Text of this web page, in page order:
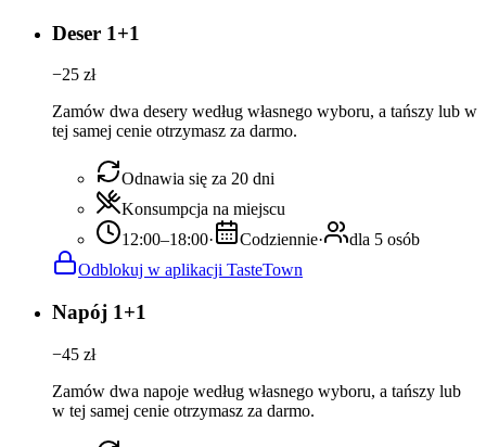
Deser 1+1
−25 zł
Zamów dwa desery według własnego wyboru, a tańszy lub w
tej samej cenie otrzymasz za darmo.
Odnawia się za 20 dni
Konsumpcja na miejscu
12:00–18:00· Codziennie·
dla 5 osób
Odblokuj w aplikacji TasteTown
Napój 1+1
−45 zł
Zamów dwa napoje według własnego wyboru, a tańszy lub
w tej samej cenie otrzymasz za darmo.